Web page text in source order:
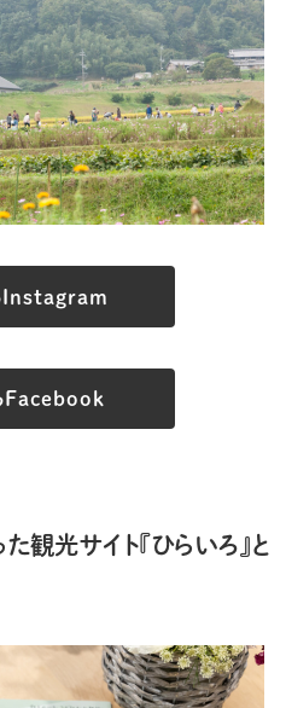
Instagram
Facebook
観光サイト『ひらいろ』と